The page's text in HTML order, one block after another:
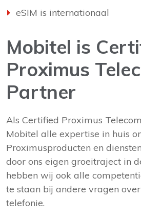
eSIM is internationaal
Mobitel is
Proximus
Partner
Als Certified Proximus
Mobitel alle expertise in huis
Proximusproducten en
door ons eigen groeitraject in
hebben wij ook alle
te staan bij andere vragen
telefonie.